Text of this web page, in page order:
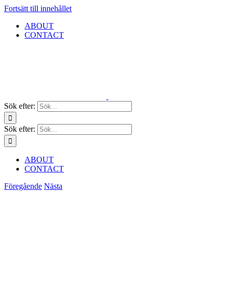
Fortsätt till innehållet
ABOUT
CONTACT
Sök efter:
Sök efter:
ABOUT
CONTACT
Föregående Nästa